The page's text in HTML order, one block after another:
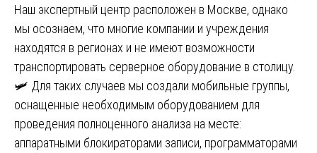
Наш экспертный центр расположен в Москве, однако
мы осознаем, что многие компании и учреждения
находятся в регионах и не имеют возможности
транспортировать серверное оборудование в столицу.
🛩️ Для таких случаев мы создали мобильные группы,
оснащенные необходимым оборудованием для
проведения полноценного анализа на месте:
аппаратными блокираторами записи, программаторами